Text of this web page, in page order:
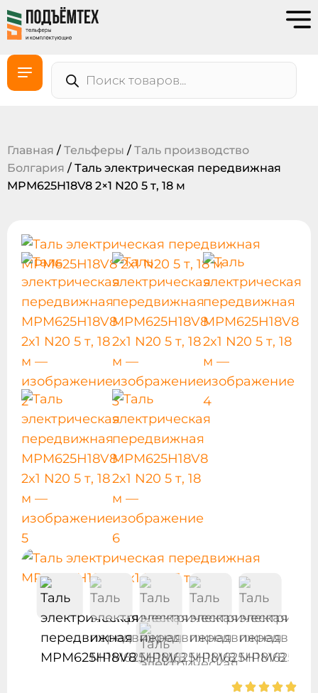
Главная / Тельферы / Таль производство
Болгария / Таль электрическая передвижная
MPM625H18V8 2×1 N20 5 т, 18 м